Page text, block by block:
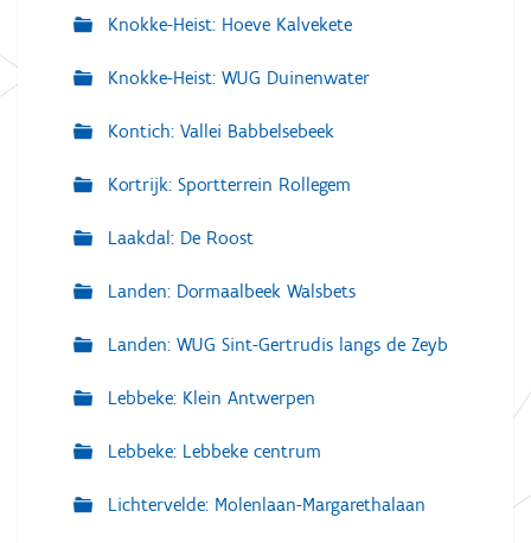
Knokke-Heist: Hoeve Kalvekete
Knokke-Heist: WUG Duinenwater
Kontich: Vallei Babbelsebeek
Kortrijk: Sportterrein Rollegem
Laakdal: De Roost
Landen: Dormaalbeek Walsbets
Landen: WUG Sint-Gertrudis langs de Zeyb
Lebbeke: Klein Antwerpen
Lebbeke: Lebbeke centrum
Lichtervelde: Molenlaan-Margarethalaan